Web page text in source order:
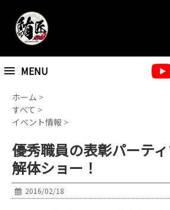
MENU
ホーム >
すべて >
イベント情報 >
優秀職員の表彰パーテ
解体ショー！
2016/02/18